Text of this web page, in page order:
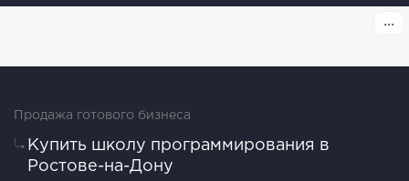
Продажа готового бизнеса
Купить школу программирования в
Ростове-на-Дону